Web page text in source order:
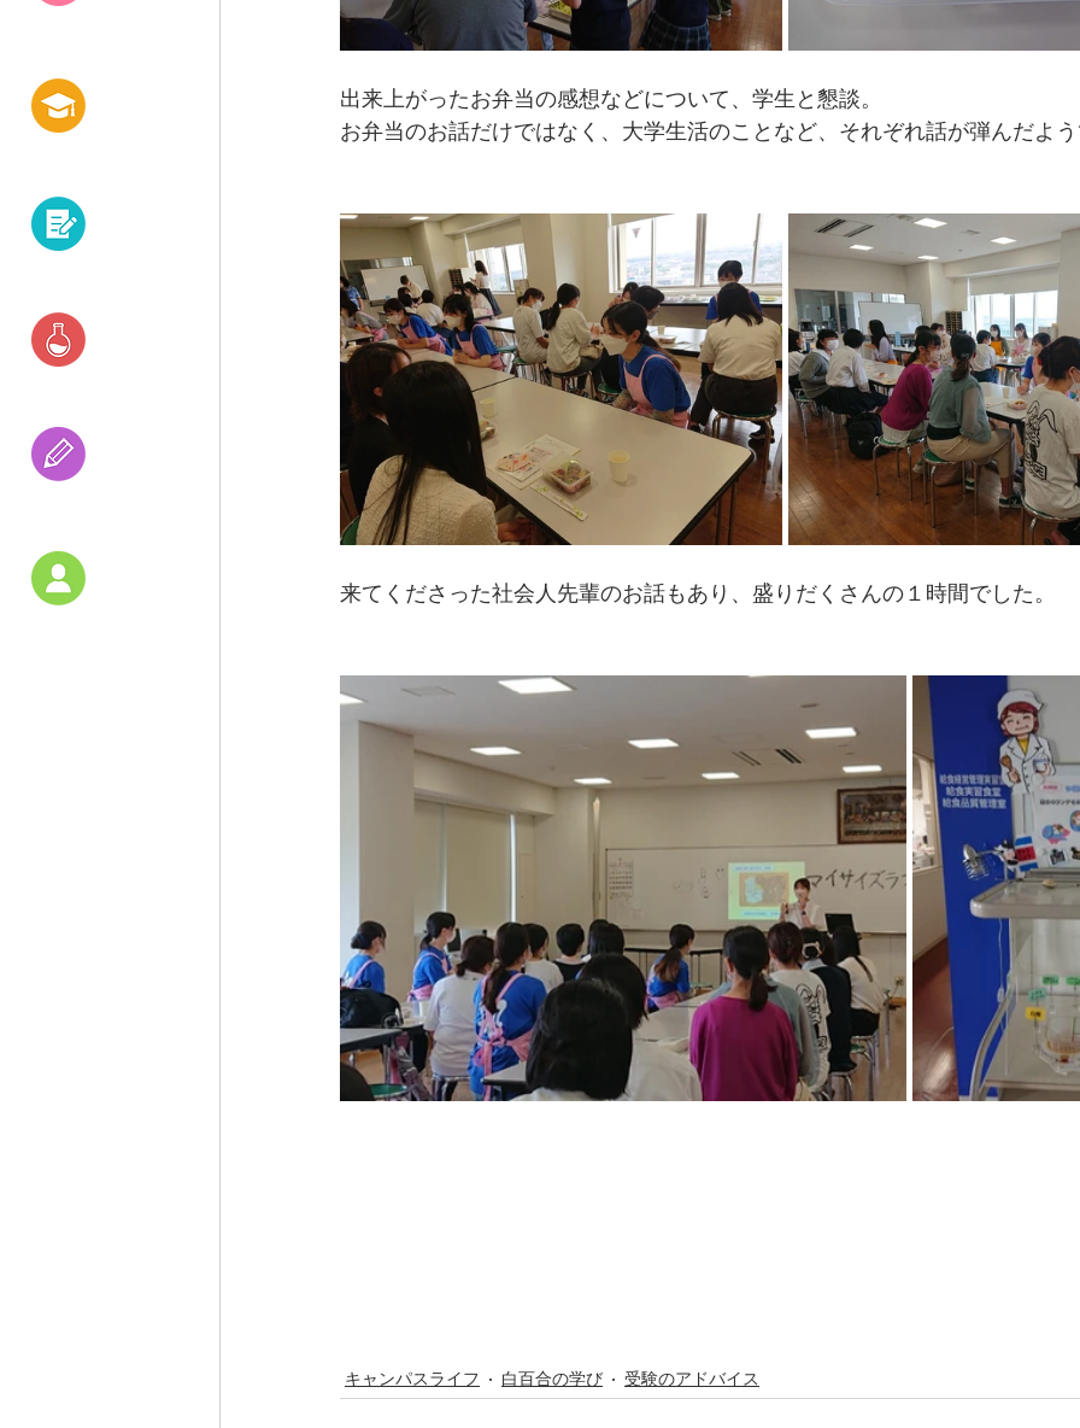
出来上がったお弁当の感想などについて、学生と懇談。
お弁当のお話だけではなく、大学生活のことなど、それぞれ話が弾んだよ
来てくださった社会人先輩のお話もあり、盛りだくさんの１時間でした。
キャンパスライフ 白百合の学び 受験のアドバイス